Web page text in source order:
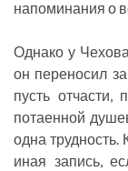
напоминания о
Однако у
он переносил
пусть отчасти,
потаенной
одна трудность.
иная запись,